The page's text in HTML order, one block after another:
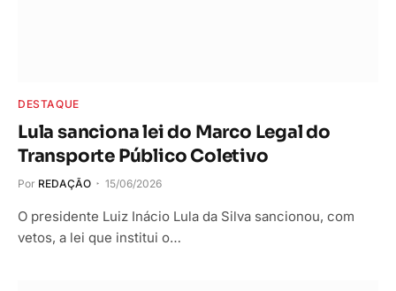
DESTAQUE
Lula sanciona lei do Marco Legal do
Transporte Público Coletivo
Por REDAÇÃO 15/06/2026
O presidente Luiz Inácio Lula da Silva sancionou, com
vetos, a lei que institui o…